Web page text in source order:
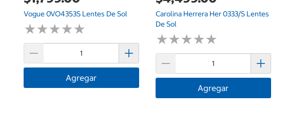
Vogue 0VO4353S Lentes De Sol
★★★★★
★★★★★
Agregar
Carolina Herrera Her 0333/S Lentes
De Sol
★★★★★
★★★★★
Agregar